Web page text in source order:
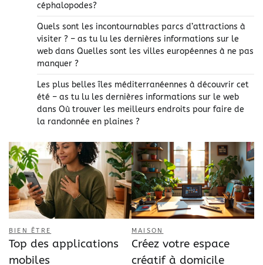
céphalopodes?
Quels sont les incontournables parcs d’attractions à
visiter ? – as tu lu les dernières informations sur le
web dans Quelles sont les villes européennes à ne pas
manquer ?
Les plus belles îles méditerranéennes à découvrir cet
été – as tu lu les dernières informations sur le web
dans Où trouver les meilleurs endroits pour faire de
la randonnée en plaines ?
BIEN ÊTRE
Top des applications
mobiles
MAISON
Créez votre espace
créatif à domicile